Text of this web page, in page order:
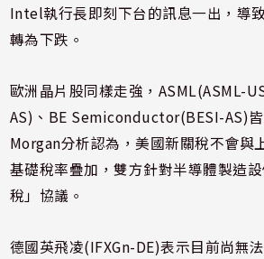
Intel執行長即刻下台的訊息一出，導
轉為下跌。
歐洲晶片股同樣走強，ASML(ASML-
AS)、BE Semiconductor(BESI-AS)
Morgan分析認為，美國新關稅不會與
基礎稅率疊加，雙方針對半導體製造
稅」協議。
德國英飛凌(IFXGn-DE)表示目前尚無